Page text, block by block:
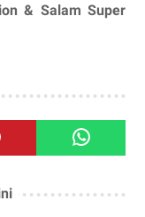
& Salam Super